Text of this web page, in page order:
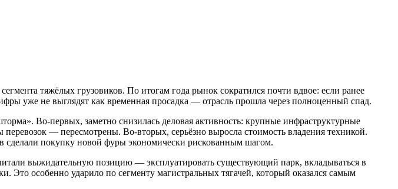
тяжёлых грузовиков. По итогам года рынок сократился почти вдвое: если ранее
уже не выглядят как временная просадка — отрасль прошла через полноценный спад.
Во-первых, заметно снизилась деловая активность: крупные инфраструктурные
— пересмотрены. Во-вторых, серьёзно выросла стоимость владения техникой.
сделали покупку новой фуры экономически рискованным шагом.
выжидательную позицию — эксплуатировать существующий парк, вкладываться в
Это особенно ударило по сегменту магистральных тягачей, который оказался самым